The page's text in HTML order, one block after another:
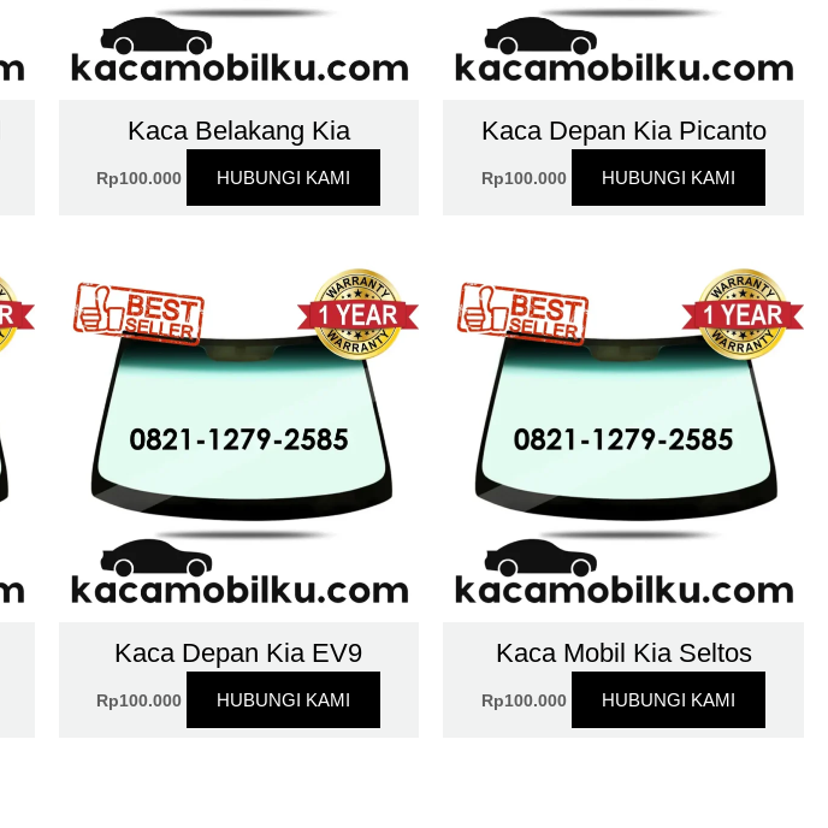
Kaca Belakang Kia
Rp100.000 HUBUNGI KAMI
Kaca Depan Kia Picanto
Rp100.000 HUBUNGI KAMI
Kaca Depan Kia EV9
Rp100.000 HUBUNGI KAMI
Kaca Mobil Kia Seltos
Rp100.000 HUBUNGI KAMI